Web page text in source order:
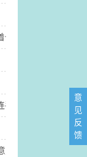
交车上的扶手杆都
机都没看几眼，连
足啦，哈哈哈哈哈哈
意
见
反
馈